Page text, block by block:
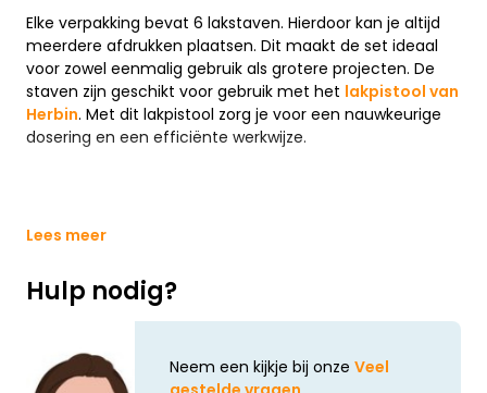
Elke verpakking bevat 6 lakstaven. Hierdoor kan je altijd
meerdere afdrukken plaatsen. Dit maakt de set ideaal
voor zowel eenmalig gebruik als grotere projecten. De
staven zijn geschikt voor gebruik met het lakpistool van
Herbin. Met dit lakpistool zorg je voor een nauwkeurige
dosering en een efficiënte werkwijze.
Lees meer
Hulp nodig?
Neem een kijkje bij onze Veel